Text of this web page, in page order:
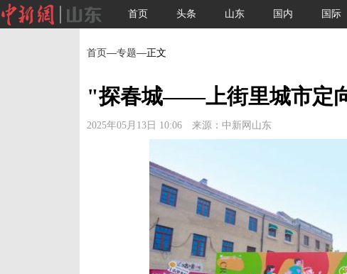
首页 头条 山东 国内 国际
首页—专题—正文
"探春城——上街里城市定
2025年05月13日 10:06 来源：中新网山东